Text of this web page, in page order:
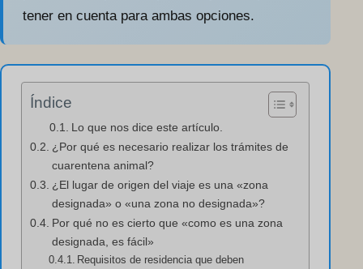
tener en cuenta para ambas opciones.
Índice
Lo que nos dice este artículo.
¿Por qué es necesario realizar los trámites de
cuarentena animal?
¿El lugar de origen del viaje es una «zona
designada» o «una zona no designada»?
Por qué no es cierto que «como es una zona
designada, es fácil»
Requisitos de residencia que deben